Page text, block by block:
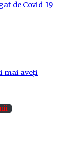
de Covid-19
mai aveţi